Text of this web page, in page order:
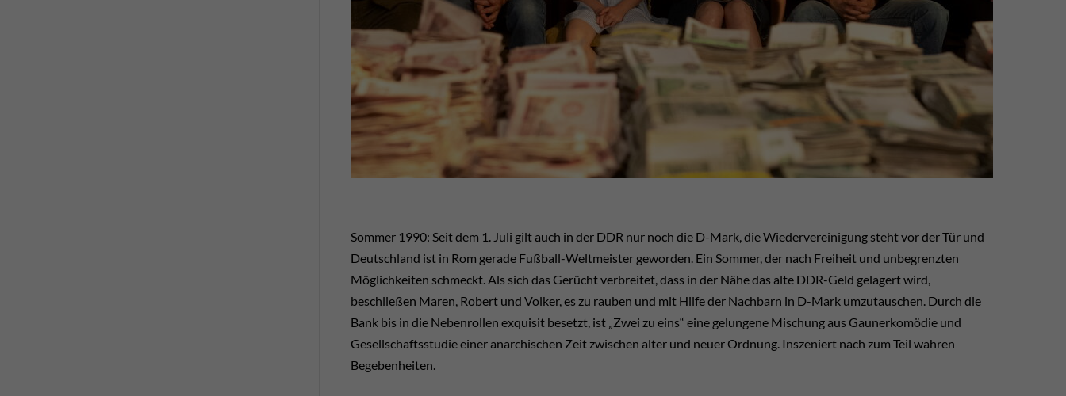
Sommer 1990: Seit dem 1. Juli gilt auch in der DDR nur noch die D-Mark, die Wiedervereinigung steht vor der Tür und
Deutschland ist in Rom gerade Fußball-Weltmeister geworden. Ein Sommer, der nach Freiheit und unbegrenzten
Möglichkeiten schmeckt. Als sich das Gerücht verbreitet, dass in der Nähe das alte DDR-Geld gelagert wird,
beschließen Maren, Robert und Volker, es zu rauben und mit Hilfe der Nachbarn in D-Mark umzutauschen. Durch die
Bank bis in die Nebenrollen exquisit besetzt, ist „Zwei zu eins“ eine gelungene Mischung aus Gaunerkomödie und
Gesellschaftsstudie einer anarchischen Zeit zwischen alter und neuer Ordnung. Inszeniert nach zum Teil wahren
Begebenheiten.